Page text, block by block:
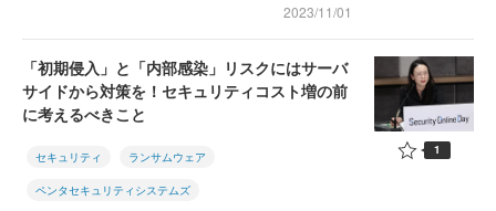
2023/11/01
「初期侵入」と「内部感染」リスクにはサーバ
サイドから対策を！セキュリティコスト増の前
に考えるべきこと
セキュリティ ランサムウェア
ペンタセキュリティシステムズ
1